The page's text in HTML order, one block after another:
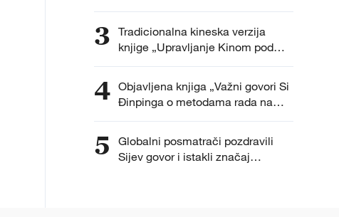
3 Tradicionalna kineska verzija
knjige „Upravljanje Kinom pod
vođstvom Si Đinpinga“
4 Objavljena knjiga „Važni govori Si
Đinpinga o metodama rada na
lokalnom nivou“
5
Globalni posmatrači pozdravili
Sijev govor i istakli značaj